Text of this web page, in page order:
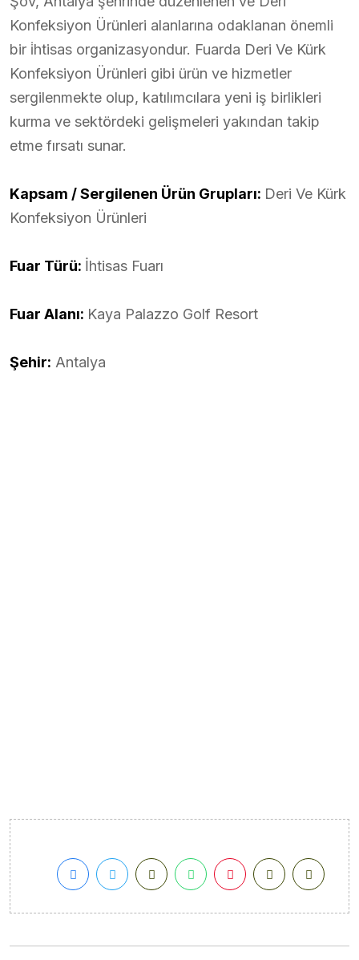
Konfeksiyon Ürünleri alanlarına odaklanan önemli
bir i̇htisas organizasyondur. Fuarda Deri Ve Kürk
Konfeksiyon Ürünleri gibi ürün ve hizmetler
sergilenmekte olup, katılımcılara yeni iş birlikleri
kurma ve sektördeki gelişmeleri yakından takip
etme fırsatı sunar.
Kapsam / Sergilenen Ürün Grupları: Deri Ve Kürk
Konfeksiyon Ürünleri
Fuar Türü: İhtisas Fuarı
Fuar Alanı: Kaya Palazzo Golf Resort
Şehir: Antalya